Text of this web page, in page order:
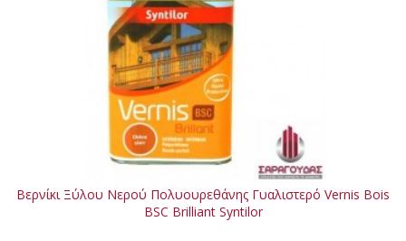
Βερνίκι Ξύλου Νερού Πολυουρεθάνης Γυαλιστερό Vernis Bois
BSC Brilliant Syntilor